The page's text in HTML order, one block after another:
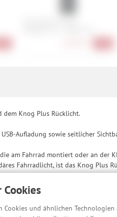
Cookies und ähnlichen Technologien
dem Knog Plus Rücklicht.
Aufladung sowie seitlicher
am Fahrrad montiert oder an der
Fahrradlicht, ist das Knog Plus
Sichtbarkeit